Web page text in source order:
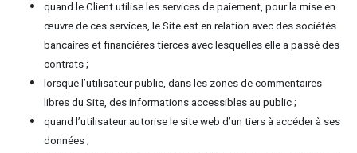
quand le Client utilise les services de paiement, pour la mise en
œuvre de ces services, le Site est en relation avec des sociétés
bancaires et financières tierces avec lesquelles elle a passé des
contrats ;
lorsque l’utilisateur publie, dans les zones de commentaires
libres du Site, des informations accessibles au public ;
quand l’utilisateur autorise le site web d’un tiers à accéder à ses
données ;